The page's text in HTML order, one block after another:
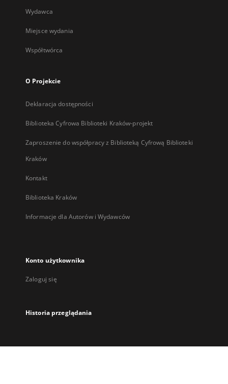
Wydawca
Miejsce wydania
Współtwórca
O Projekcie
Deklaracja dostępności
Biblioteka Cyfrowa Biblioteki Kraków-projekt
Zaproszenie do współpracy z Biblioteką Cyfrową Biblioteki
Kraków
Kontakt
Biblioteka Kraków
Informacje dla Autorów i Wydawców
Konto użytkownika
Zaloguj się
Historia przeglądania